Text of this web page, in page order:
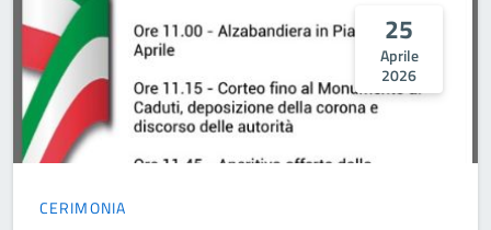
25
Aprile
2026
CERIMONIA